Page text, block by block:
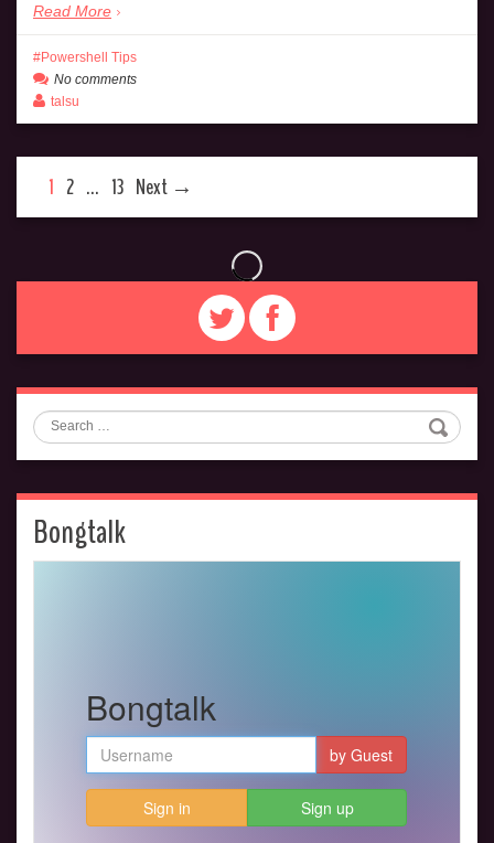
Read More
Powershell Tips
No comments
talsu
1 2 … 13 Next →
Search
Bongtalk